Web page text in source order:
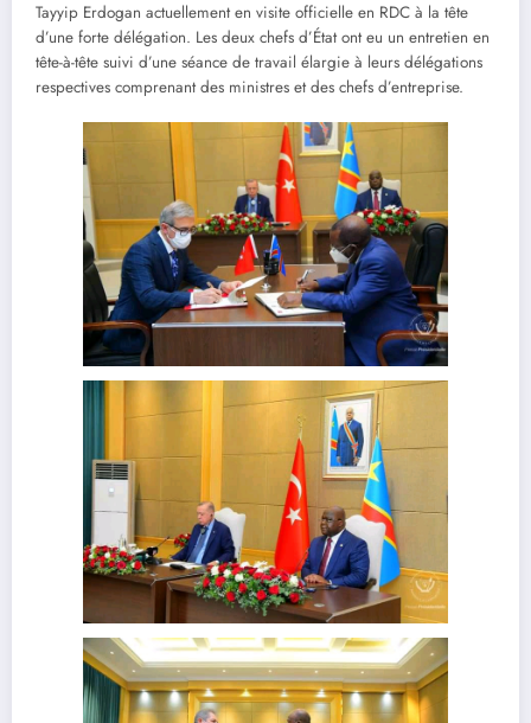
Tayyip Erdogan actuellement en visite officielle en RDC à la tête
d’une forte délégation. Les deux chefs d’État ont eu un entretien en
tête-à-tête suivi d’une séance de travail élargie à leurs délégations
respectives comprenant des ministres et des chefs d’entreprise.